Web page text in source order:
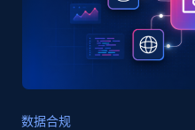
数据合规